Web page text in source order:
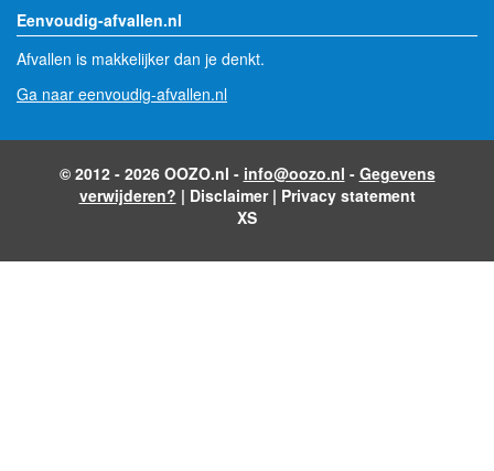
Eenvoudig-afvallen.nl
Afvallen is makkelijker dan je denkt.
Ga naar eenvoudig-afvallen.nl
© 2012 - 2026 OOZO.nl - info@oozo.nl - Gegevens
verwijderen? | Disclaimer| Privacy statement
XS